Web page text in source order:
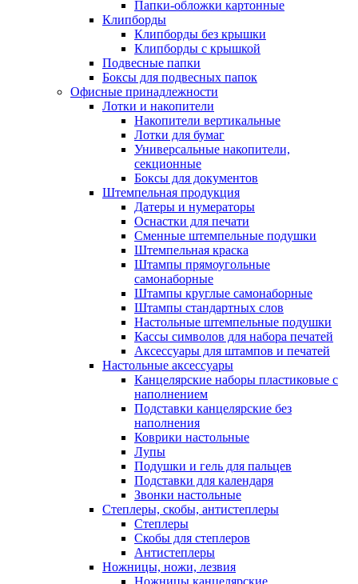
Папки-обложки картонные
Клипборды
Клипборды без крышки
Клипборды с крышкой
Подвесные папки
Боксы для подвесных папок
Офисные принадлежности
Лотки и накопители
Накопители вертикальные
Лотки для бумаг
Универсальные накопители,
секционные
Боксы для документов
Штемпельная продукция
Датеры и нумераторы
Оснастки для печати
Сменные штемпельные подушки
Штемпельная краска
Штампы прямоугольные
самонаборные
Штампы круглые самонаборные
Штампы стандартных слов
Настольные штемпельные подушки
Кассы символов для набора печатей
Аксессуары для штампов и печатей
Настольные аксессуары
Канцелярские наборы пластиковые с
наполнением
Подставки канцелярские без
наполнения
Коврики настольные
Лупы
Подушки и гель для пальцев
Подставки для календаря
Звонки настольные
Степлеры, скобы, антистеплеры
Степлеры
Скобы для степлеров
Антистеплеры
Ножницы, ножи, лезвия